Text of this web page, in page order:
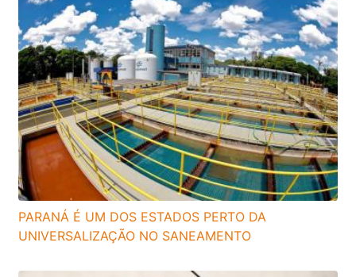
PARANÁ É UM DOS ESTADOS PERTO DA
UNIVERSALIZAÇÃO NO SANEAMENTO